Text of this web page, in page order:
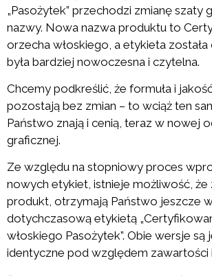
„Pasożytek” przechodzi zmianę szaty
nazwy. Nowa nazwa produktu to
orzecha włoskiego, a etykieta
była bardziej nowoczesna i czytelna.
Chcemy podkreślić, że formuła i
pozostają bez zmian – to wciąż ten
Państwo znają i cenią, teraz w nowej
graficznej.
Ze względu na stopniowy proces
nowych etykiet, istnieje możliwość, że
produkt, otrzymają Państwo jeszcze
dotychczasową etykietą
włoskiego Pasożytek”. Obie wersje są
identyczne pod względem zawartości